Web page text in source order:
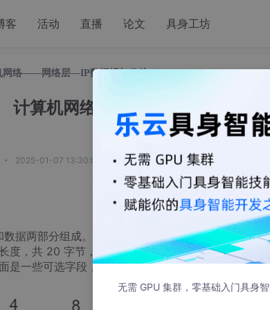
客 活动 直播 论文 具身工坊
网络——网络层—IP数据报与分片
计算机网络——网络层—IP数据报
· 2025-01-07 13:30:00 发布
据两部分组成。
度，共 20 字节，是所有 IP 数据报必须具有的。
是一些可选字段，其长度是可变的。
无需 GPU 集群，零基础入门具身